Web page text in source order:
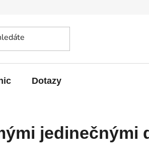
Dotazy
jedinečnými